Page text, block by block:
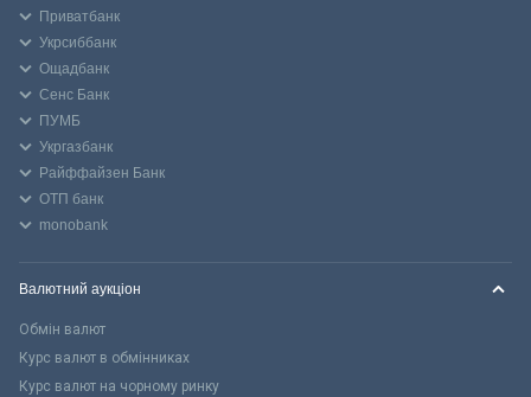
Приватбанк
Укрсиббанк
Ощадбанк
Сенс Банк
ПУМБ
Укргазбанк
Райффайзен Банк
ОТП банк
monobank
Валютний аукціон
Обмін валют
Курс валют в обмінниках
Курс валют на чорному ринку